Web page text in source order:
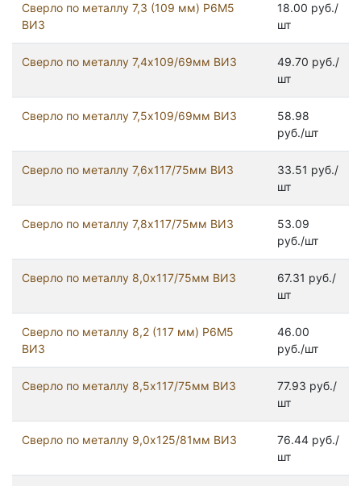
Сверло по металлу 7,3 (109 мм) Р6М5
ВИЗ
18.00 руб./
шт
Сверло по металлу 7,4х109/69мм ВИЗ
49.70 руб./
шт
Сверло по металлу 7,5х109/69мм ВИЗ
58.98
руб./шт
Сверло по металлу 7,6х117/75мм ВИЗ
33.51 руб./
шт
Сверло по металлу 7,8х117/75мм ВИЗ
53.09
руб./шт
Сверло по металлу 8,0х117/75мм ВИЗ
67.31 руб./
шт
Сверло по металлу 8,2 (117 мм) Р6М5
ВИЗ
46.00
руб./шт
Сверло по металлу 8,5х117/75мм ВИЗ
77.93 руб./
шт
Сверло по металлу 9,0х125/81мм ВИЗ
76.44 руб./
шт